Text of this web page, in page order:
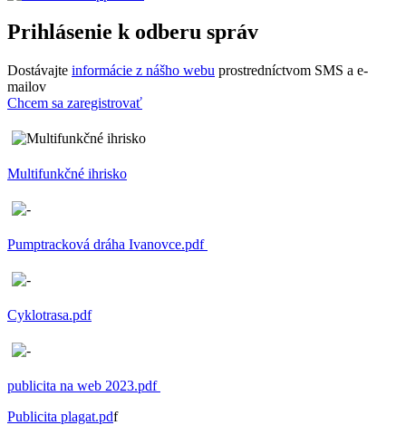
Prihlásenie k odberu správ
Dostávajte informácie z nášho webu prostredníctvom SMS a e-
mailov
Chcem sa zaregistrovať
Multifunkčné ihrisko
Pumptracková dráha Ivanovce.pdf
Cyklotrasa.pdf
publicita na web 2023.pdf
Publicita plagat.pdf